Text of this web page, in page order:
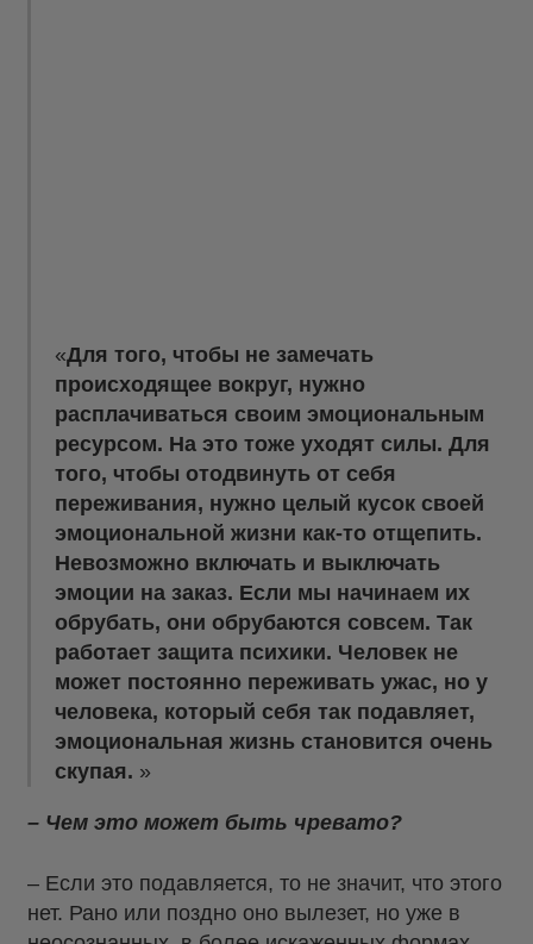
Для того, чтобы не замечать
происходящее вокруг, нужно
расплачиваться своим эмоциональным
ресурсом. На это тоже уходят силы. Для
того, чтобы отодвинуть от себя
переживания, нужно целый кусок своей
эмоциональной жизни как-то отщепить.
Невозможно включать и выключать
эмоции на заказ. Если мы начинаем их
обрубать, они обрубаются совсем. Так
работает защита психики. Человек не
может постоянно переживать ужас, но у
человека, который себя так подавляет,
эмоциональная жизнь становится очень
скупая.
– Чем это может быть чревато?
– Если это подавляется, то не значит, что этого
нет. Рано или поздно оно вылезет, но уже в